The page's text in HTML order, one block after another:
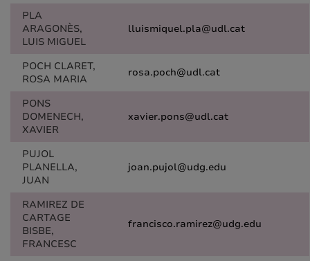
PLA
ARAGONÈS,
LUIS MIGUEL
lluismiquel.pla@udl.cat
POCH CLARET,
ROSA MARIA
rosa.poch@udl.cat
PONS
DOMENECH,
XAVIER
xavier.pons@udl.cat
PUJOL
PLANELLA,
JUAN
joan.pujol@udg.edu
RAMIREZ DE
CARTAGE
BISBE,
FRANCESC
francisco.ramirez@udg.edu